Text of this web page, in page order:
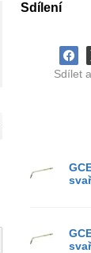
Sdílení
Sdílet